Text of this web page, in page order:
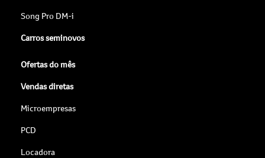
Song Pro DM-i
Carros seminovos
Ofertas do mês
Vendas diretas
Microempresas
PCD
Locadora